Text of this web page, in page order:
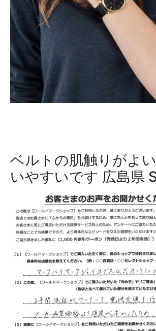
ベルトの肌触りがよ
いやすいです 広島県